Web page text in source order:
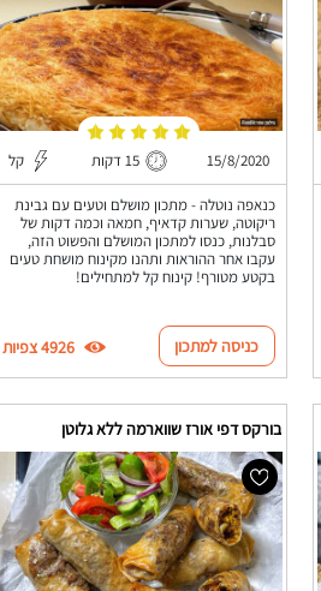
15/8/2020 15 דקות קל
כנאפה נוטלה - מתכון מושלם וטעים עם גבינת
ריקוטה, שערות קדאיף, חמאה וכמה דקות של
סבלנות, כנסו למתכון המושלם והפשוט הזה,
עקבו אחר ההוראות ותהנו מקינוח מושחת טעים
בקטע מטורף! קינוח קל למתחילים!
כניסה למתכון 4926 צפיות
בורקס דפי אורז שווארמה ללא גלוטן